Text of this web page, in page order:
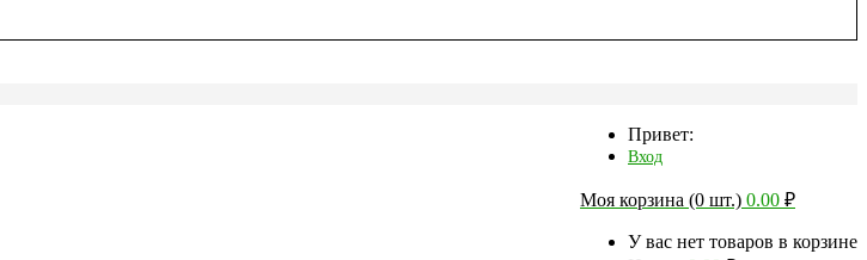
Привет:
Вход
Моя корзина (0 шт.) 0.00 ₽
У вас нет товаров в корзине